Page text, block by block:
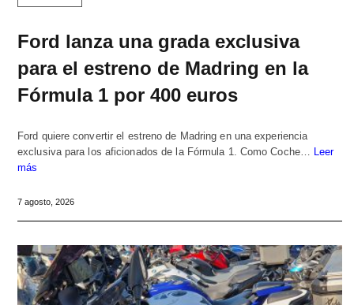
Ford lanza una grada exclusiva
para el estreno de Madring en la
Fórmula 1 por 400 euros
Ford quiere convertir el estreno de Madring en una experiencia
exclusiva para los aficionados de la Fórmula 1. Como Coche… Leer
más
7 agosto, 2026